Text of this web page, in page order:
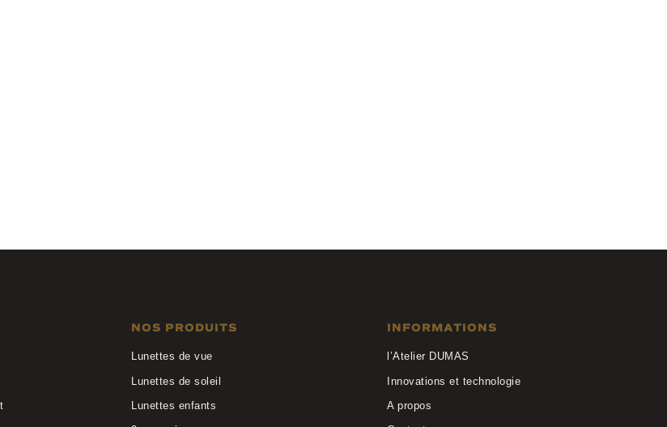
NOS PRODUITS
Lunettes de vue
Lunettes de soleil
Lunettes enfants
INFORMATIONS
l’Atelier DUMAS
Innovations et technologie
A propos